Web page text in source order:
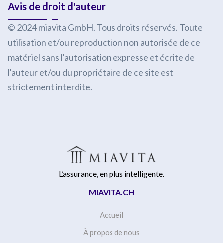
Avis de droit d'auteur
© 2024 miavita GmbH. Tous droits réservés. Toute
utilisation et/ou reproduction non autorisée de ce
matériel sans l'autorisation expresse et écrite de
l'auteur et/ou du propriétaire de ce site est
strictement interdite.
L’assurance, en plus intelligente.
MIAVITA.CH
Accueil
À propos de nous